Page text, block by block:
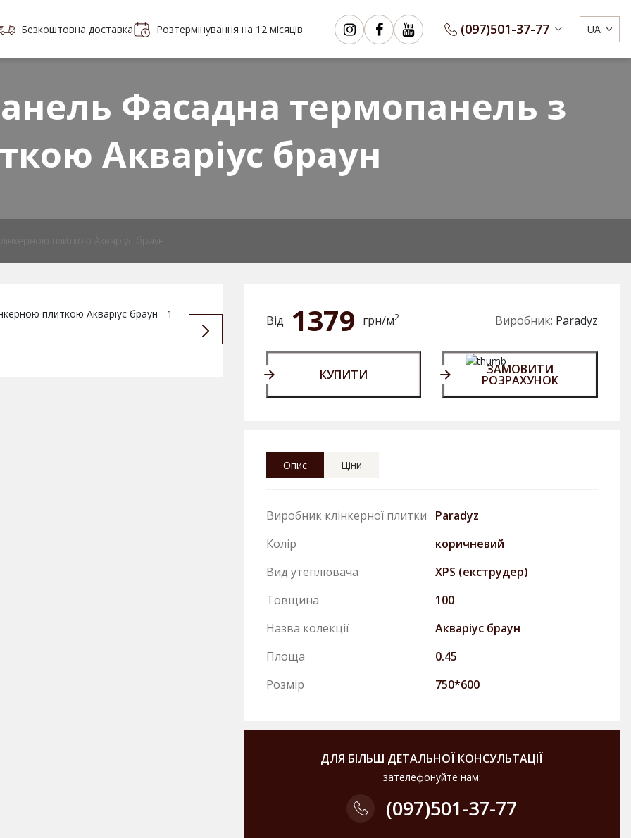
Безкоштовна доставка Розтермінування на 12 місяців (097)501-37-77 UA
Портфоліо Контакти Сертифікати 3D Конфігуратор
Фасадна термопанель з
Акварiус браун
плиткою Акварiус браун
Від 1379 грн/м2 Виробник: Paradyz
КУПИТИ ЗАМОВИТИ
РОЗРАХУНОК
Опис Ціни
Виробник клінкерної плитки
Paradyz
Колір
коричневий
Вид утеплювача
XPS (екструдер)
Товщина
100
Назва колекції
Акварiус браун
Площа
0.45
Розмір
750*600
ДЛЯ БІЛЬШ ДЕТАЛЬНОЇ КОНСУЛЬТАЦІЇ
зателефонуйте нам:
(097)501-37-77